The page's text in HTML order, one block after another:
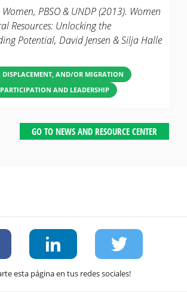
Women, PBSO & UNDP (2013). Women
Resources: Unlocking the
Potential, David Jensen & Silja Halle
DISPLACEMENT, AND/OR MIGRATION
AND LEADERSHIP
GO TO NEWS AND RESOURCE CENTER
esta página en tus redes sociales!